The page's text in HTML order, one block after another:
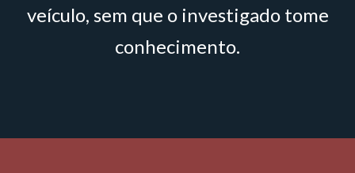
veículo, sem que o investigado tome
conhecimento.